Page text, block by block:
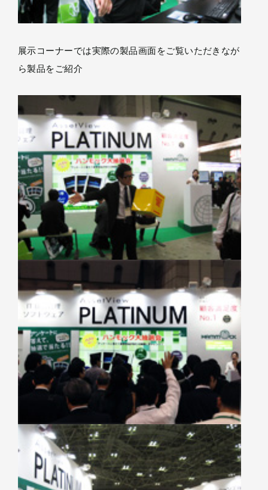
展示コーナーでは実際の製品画面をご覧いただきなが
ら製品をご紹介